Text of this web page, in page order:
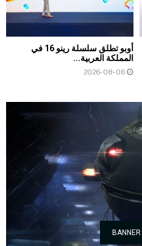
أوبو تطلق سلسلة رينو 16 في
المملكة العربية...
2026-08-06